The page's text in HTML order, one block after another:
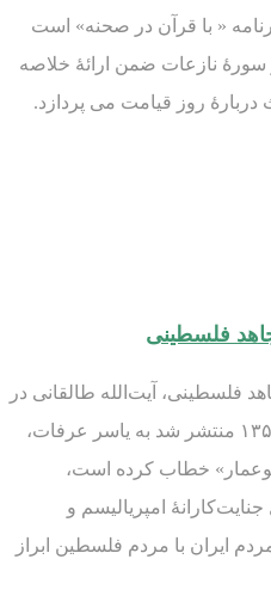
« با قرآن در صحنه» است
سورۀ نازعات ضمن ارائۀ خلاصه
روز قیامت می پردازد.
فلسطینی
فلسطینی، آیت‌الله طالقانی در
پیامی که هشتم مرداد ماه سال ۱۳۵۸ منتشر شد به یاسر عرفات،
خطاب کرده است،
امپریالیسم و
ایران با مردم فلسطین ابراز